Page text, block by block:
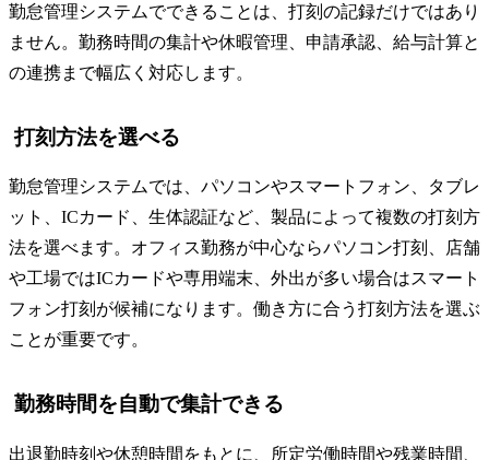
勤怠管理システムでできることは、打刻の記録だけではあり
ません。勤務時間の集計や休暇管理、申請承認、給与計算と
の連携まで幅広く対応します。
打刻方法を選べる
勤怠管理システムでは、パソコンやスマートフォン、タブレ
ット、ICカード、生体認証など、製品によって複数の打刻方
法を選べます。オフィス勤務が中心ならパソコン打刻、店舗
や工場ではICカードや専用端末、外出が多い場合はスマート
フォン打刻が候補になります。働き方に合う打刻方法を選ぶ
ことが重要です。
勤務時間を自動で集計できる
出退勤時刻や休憩時間をもとに、所定労働時間や残業時間、